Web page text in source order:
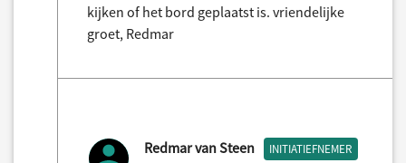
kijken of het bord geplaatst is. vriendelijke
groet, Redmar
Redmar van Steen INITIATIEFNEMER